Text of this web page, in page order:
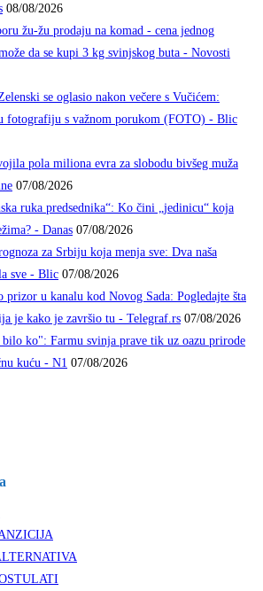
08/08/2026
žu-žu prodaju na komad - cena jednog
da se kupi 3 kg svinjskog buta - Novosti
se oglasio nakon večere s Vučićem:
fotografiju s važnom porukom (FOTO) - Blic
pola miliona evra za slobodu bivšeg muža
07/08/2026
ruka predsednika“: Ko čini „jedinicu“ koja
- Danas 07/08/2026
za Srbiju koja menja sve: Dva naša
sve - Blic 07/08/2026
prizor u kanalu kod Novog Sada: Pogledajte šta
je kako je završio tu - Telegraf.rs 07/08/2026
ko": Farmu svinja prave tik uz oazu prirode
kuću - N1 07/08/2026